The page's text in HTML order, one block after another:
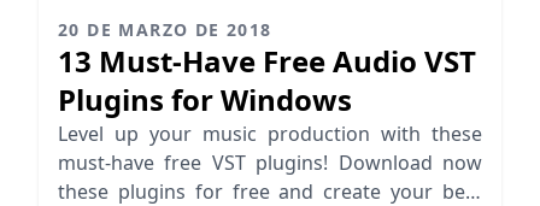
20 DE MARZO DE 2018
13 Must-Have Free Audio VST
Plugins for Windows
Level up your music production with these
must-have free VST plugins! Download now
these plugins for free and create your best